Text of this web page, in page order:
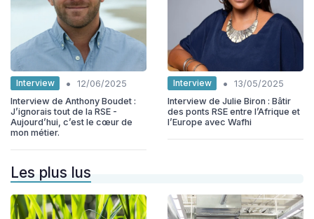
Interview •
12/06/2025
Interview de Anthony Boudet :
J’ignorais tout de la RSE -
Aujourd’hui, c’est le cœur de
mon métier.
Interview •
13/05/2025
Interview de Julie Biron : Bâtir
des ponts RSE entre l’Afrique et
l’Europe avec Wafhi
Les plus lus